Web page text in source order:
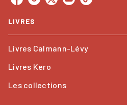
LIVRES
Livres Calmann-Lévy
Livres Kero
Les collections